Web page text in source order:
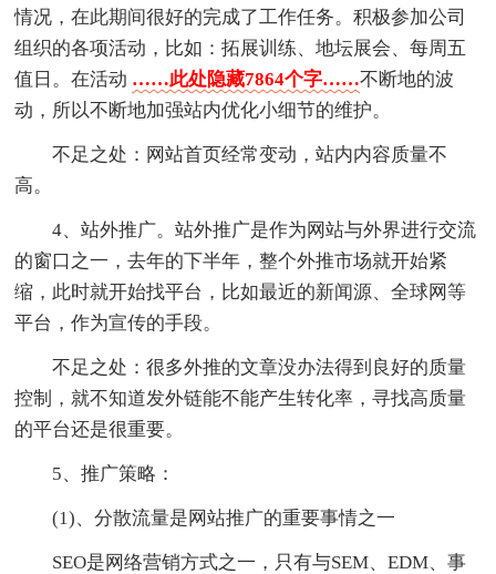
情况，在此期间很好的完成了工作任务。积极参加公司
组织的各项活动，比如：拓展训练、地坛展会、每周五
值日。在活动 ……此处隐藏7864个字……不断地的波
动，所以不断地加强站内优化小细节的维护。
不足之处：网站首页经常变动，站内内容质量不
高。
4、站外推广。站外推广是作为网站与外界进行交流
的窗口之一，去年的下半年，整个外推市场就开始紧
缩，此时就开始找平台，比如最近的新闻源、全球网等
平台，作为宣传的手段。
不足之处：很多外推的文章没办法得到良好的质量
控制，就不知道发外链能不能产生转化率，寻找高质量
的平台还是很重要。
5、推广策略：
(1)、分散流量是网站推广的重要事情之一
SEO是网络营销方式之一，只有与SEM、EDM、事